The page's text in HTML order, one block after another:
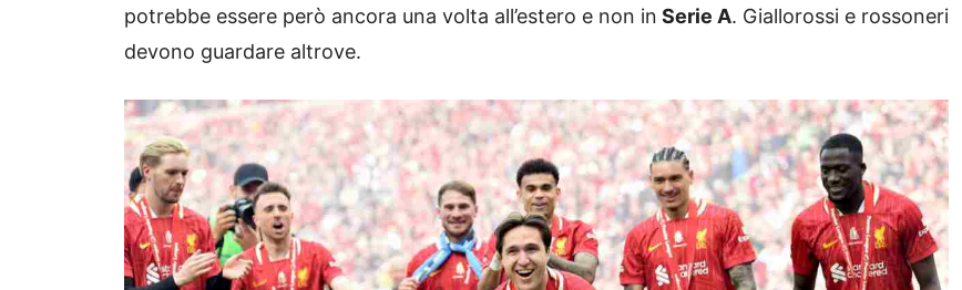
potrebbe essere però ancora una volta all’estero e non in Serie A. Giallorossi e rossoneri
devono guardare altrove.